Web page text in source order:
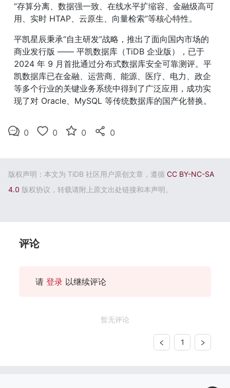
“存算分离、数据强一致、在线水平扩缩容、金融级高可
用、实时 HTAP、云原生、向量检索”等核心特性。
平凯星辰秉承“自主研发”战略，推出了面向国内市场的
商业发行版 —— 平凯数据库（TiDB 企业版），已于
2024 年 9 月首批通过分布式数据库安全可靠测评。平
凯数据库已在金融、运营商、能源、医疗、电力、政企
等多个行业的关键业务系统中得到了广泛应用，成功实
现了对 Oracle、MySQL 等传统数据库的国产化替换。
0 0 0 0
版权声明：本文为 TiDB 社区用户原创文章，遵循 CC BY-NC-SA
4.0 版权协议，转载请附上原文出处链接和本声明。
评论
请 登录 以继续评论
暂无评论
1